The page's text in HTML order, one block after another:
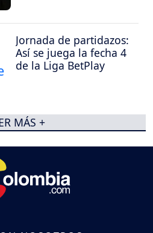
Jornada de partidazos:
Así se juega la fecha 4
de la Liga BetPlay
MÁS +